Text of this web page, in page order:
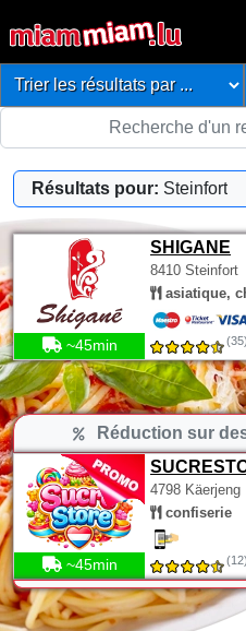
Résultats pour: Steinfort
SHIGANE
8410 Steinfort
asiatique,
~45min (35)
Réduction sur
4798 Käerjeng
confiserie
~45min (12)